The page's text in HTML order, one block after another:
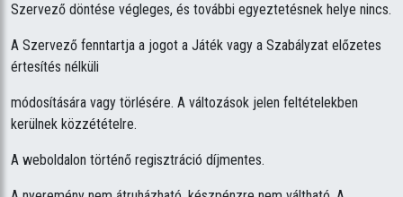
Szervező döntése végleges, és további egyeztetésnek helye nincs.
A Szervező fenntartja a jogot a Játék vagy a Szabályzat előzetes
értesítés nélküli
módosítására vagy törlésére. A változások jelen feltételekben
kerülnek közzétételre.
A weboldalon történő regisztráció díjmentes.